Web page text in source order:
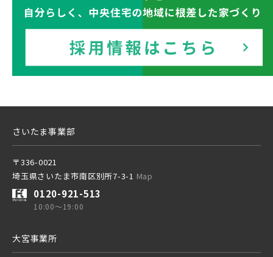
JR京葉線
JR成田線 [我孫子～成田]
JR中央線
さいたま事業部
〒336-0021
埼玉県さいたま市南区別所7-3-1 Map
0120-921-513
10:00～19:00
大宮事業所